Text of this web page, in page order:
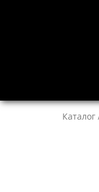
Каталог